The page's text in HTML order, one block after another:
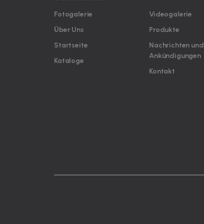
Fotogalerie
Über Uns
Startseite
Kataloge
Videogalerie
Produkte
Nachrichten und
Ankündigungen
Kontakt